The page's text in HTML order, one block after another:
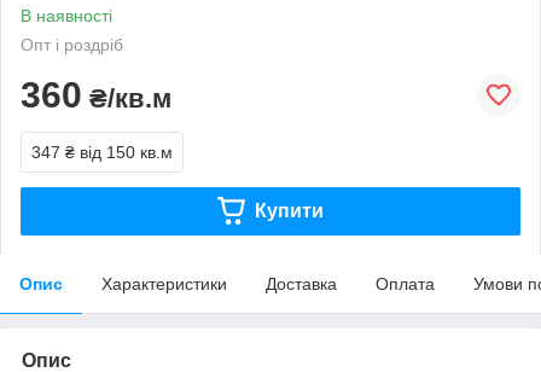
В наявності
Опт і роздріб
360 ₴/кв.м
347 ₴ від 150 кв.м
Купити
Опис Характеристики Доставка Оплата Умови
Опис